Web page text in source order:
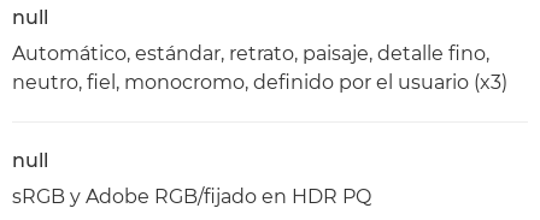
null
Automático, estándar, retrato, paisaje, detalle fino,
neutro, fiel, monocromo, definido por el usuario (x3)
null
sRGB y Adobe RGB/fijado en HDR PQ